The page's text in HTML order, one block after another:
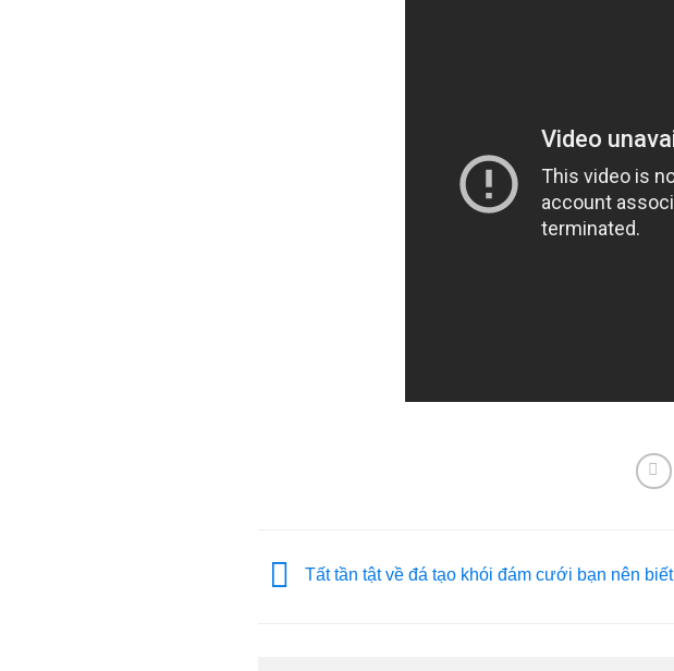
Tất tần tật về đá tạo khói đám cưới bạn nên biết